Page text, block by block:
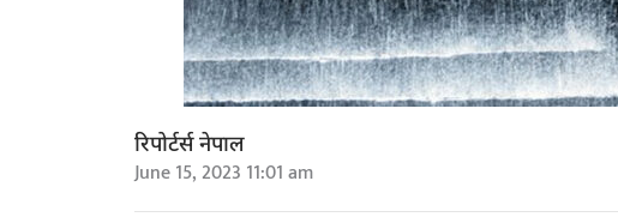
रिपोर्टर्स नेपाल
June 15, 2023 11:01 am